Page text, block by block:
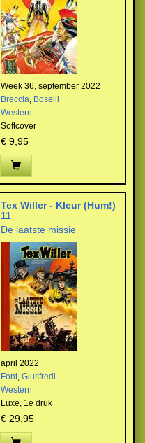
Week 36, september 2022
Breccia, Boselli
Western
Softcover
€ 9,95
Tex Willer - Kleur (Hum!)
11
De laatste missie
april 2022
Font, Giusfredi
Western
Luxe, 1e druk
€ 29,95